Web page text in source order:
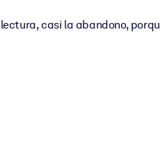
casi la abandono,